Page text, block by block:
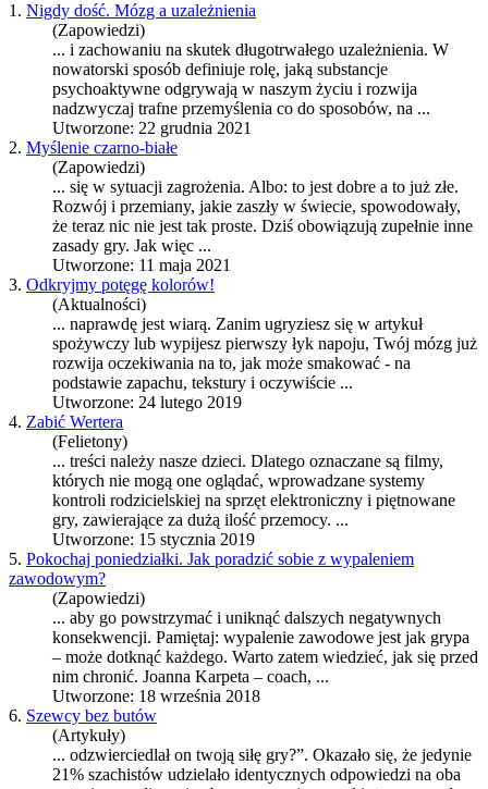
1. Nigdy dość. Mózg a uzależnienia
(Zapowiedzi)
... i zachowaniu na skutek długotrwałego uzależnienia. W
nowatorski sposób definiuje rolę, jaką substancje
psychoaktywne odgrywają w naszym życiu i rozwija
nadzwyczaj trafne przemyślenia co do sposobów, na ...
Utworzone: 22 grudnia 2021
2. Myślenie czarno-białe
(Zapowiedzi)
... się w sytuacji zagrożenia. Albo: to jest dobre a to już złe.
Rozwój i przemiany, jakie zaszły w świecie, spowodowały,
że teraz nic nie jest tak proste. Dziś obowiązują zupełnie inne
zasady gry. Jak więc ...
Utworzone: 11 maja 2021
3. Odkryjmy potęgę kolorów!
(Aktualności)
... naprawdę jest wiarą. Zanim ugryziesz się w artykuł
spożywczy lub wypijesz pierwszy łyk napoju, Twój mózg już
rozwija oczekiwania na to, jak może smakować - na
podstawie zapachu, tekstury i oczywiście ...
Utworzone: 24 lutego 2019
4. Zabić Wertera
(Felietony)
... treści należy nasze dzieci. Dlatego oznaczane są filmy,
których nie mogą one oglądać, wprowadzane systemy
kontroli rodzicielskiej na sprzęt elektroniczny i piętnowane
gry, zawierające za dużą ilość przemocy. ...
Utworzone: 15 stycznia 2019
5. Pokochaj poniedziałki. Jak poradzić sobie z wypaleniem
zawodowym?
(Zapowiedzi)
... aby go powstrzymać i uniknąć dalszych negatywnych
konsekwencji. Pamiętaj: wypalenie zawodowe jest jak grypa
– może dotknąć każdego. Warto zatem wiedzieć, jak się przed
nim chronić. Joanna Karpeta – coach, ...
Utworzone: 18 września 2018
6. Szewcy bez butów
(Artykuły)
... odzwierciedlał on twoją siłę gry?”. Okazało się, że jedynie
21% szachistów udzielało identycznych odpowiedzi na oba